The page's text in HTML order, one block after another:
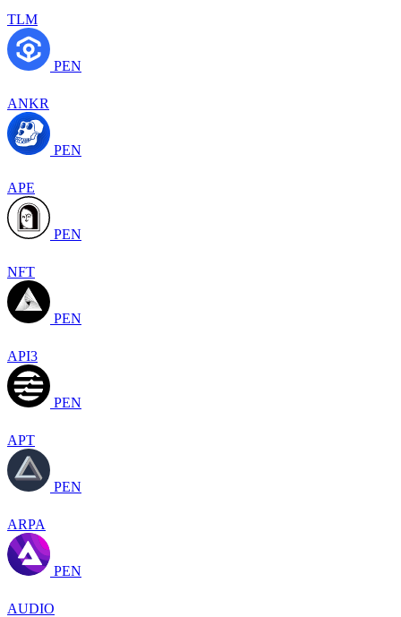
TLM
PEN
ANKR
PEN
APE
PEN
NFT
PEN
API3
PEN
APT
PEN
ARPA
PEN
AUDIO